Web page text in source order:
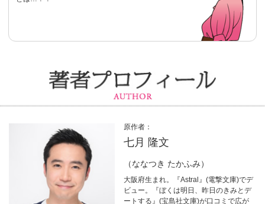
原作者：
七月 隆文
（ななつき たかふみ）
大阪府生まれ。『Astral』(電撃文庫)でデ
ビュー。『ぼくは明日、昨日のきみとデ
ートする』(宝島社文庫)が口コミで広が